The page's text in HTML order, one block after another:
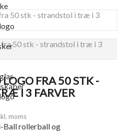
Ball rollerball og
FRA 50 STK -
I 3 FARVER
moms